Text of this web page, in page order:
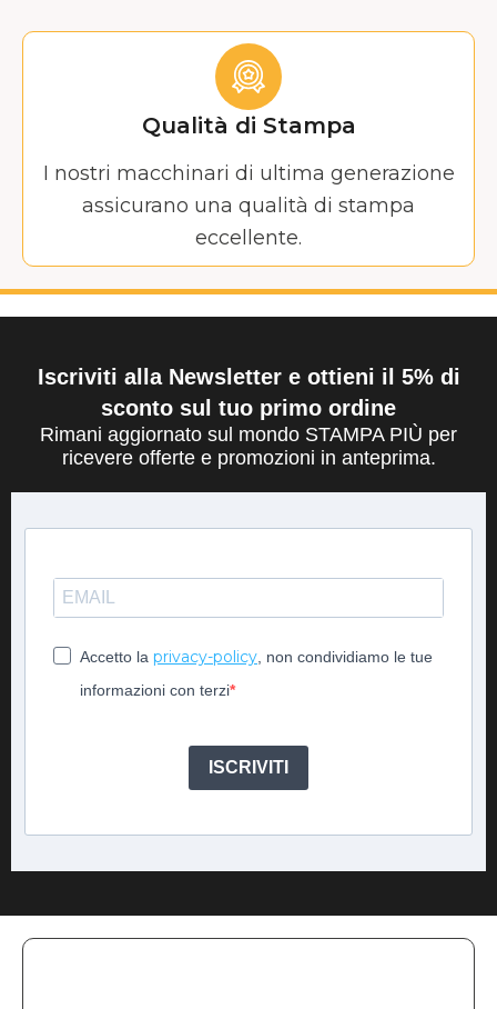
Qualità di Stampa
I nostri macchinari di ultima generazione
assicurano una qualità di stampa
eccellente.
Iscriviti alla Newsletter e ottieni il 5% di
sconto sul tuo primo ordine
Rimani aggiornato sul mondo STAMPA PIÙ per
ricevere offerte e promozioni in anteprima.
Accetto la privacy-policy , non condividiamo le tue
informazioni con terzi
ISCRIVITI